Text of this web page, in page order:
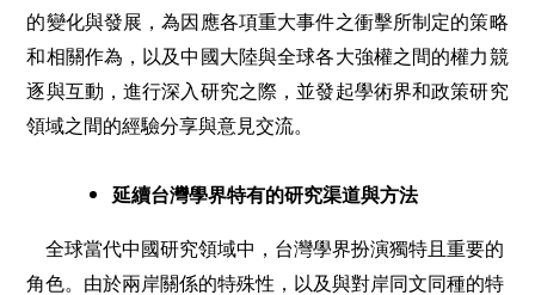
的變化與發展，為因應各項重大事件之衝擊所制定的策略
和相關作為，以及中國大陸與全球各大強權之間的權力競
逐與互動，進行深入研究之際，並發起學術界和政策研究
領域之間的經驗分享與意見交流。
延續台灣學界特有的研究渠道與方法
全球當代中國研究領域中，台灣學界扮演獨特且重要的
角色。由於兩岸關係的特殊性，以及與對岸同文同種的特